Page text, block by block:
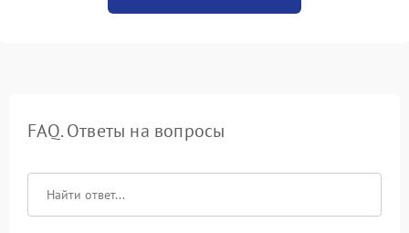
FAQ. Ответы на вопросы